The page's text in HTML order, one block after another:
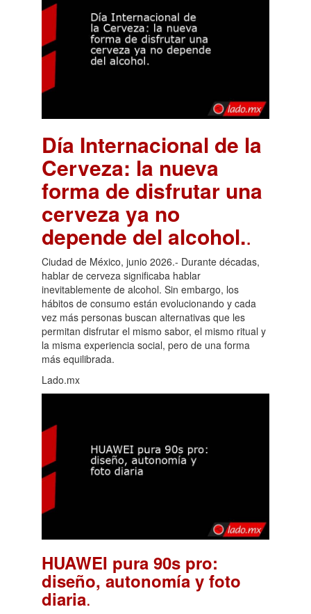
Día Internacional de la
Cerveza: la nueva
forma de disfrutar una
cerveza ya no
depende del alcohol..
Ciudad de México, junio 2026.- Durante décadas,
hablar de cerveza significaba hablar
inevitablemente de alcohol. Sin embargo, los
hábitos de consumo están evolucionando y cada
vez más personas buscan alternativas que les
permitan disfrutar el mismo sabor, el mismo ritual y
la misma experiencia social, pero de una forma
más equilibrada.
Lado.mx
HUAWEI pura 90s pro:
diseño, autonomía y foto
diaria.